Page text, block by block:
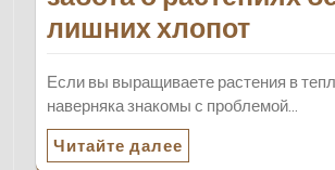
лишних хлопот
Если вы выращиваете растения в
наверняка знакомы с проблемой…
Читайте далее